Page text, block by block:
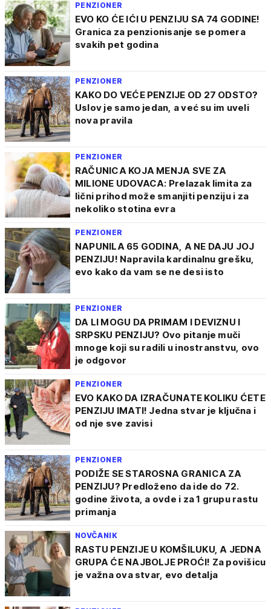
PENZIONER
EVO KO ĆE IĆI U PENZIJU SA 74 GODINE!
Granica za penzionisanje se pomera
svakih pet godina
PENZIONER
KAKO DO VEĆE PENZIJE OD 27 ODSTO?
Uslov je samo jedan, a već su im uveli
nova pravila
PENZIONER
RAČUNICA KOJA MENJA SVE ZA
MILIONE UDOVACA: Prelazak limita za
lični prihod može smanjiti penziju i za
nekoliko stotina evra
PENZIONER
NAPUNILA 65 GODINA, A NE DAJU JOJ
PENZIJU! Napravila kardinalnu grešku,
evo kako da vam se ne desi isto
PENZIONER
DA LI MOGU DA PRIMAM I DEVIZNU I
SRPSKU PENZIJU? Ovo pitanje muči
mnoge koji su radili u inostranstvu, ovo
je odgovor
PENZIONER
EVO KAKO DA IZRAČUNATE KOLIKU ĆETE
PENZIJU IMATI! Jedna stvar je ključna i
od nje sve zavisi
PENZIONER
PODIŽE SE STAROSNA GRANICA ZA
PENZIJU? Predloženo da ide do 72.
godine života, a ovde i za 1 grupu rastu
primanja
NOVČANIK
RASTU PENZIJE U KOMŠILUKU, A JEDNA
GRUPA ĆE NAJBOLJE PROĆI! Za povišicu
je važna ova stvar, evo detalja